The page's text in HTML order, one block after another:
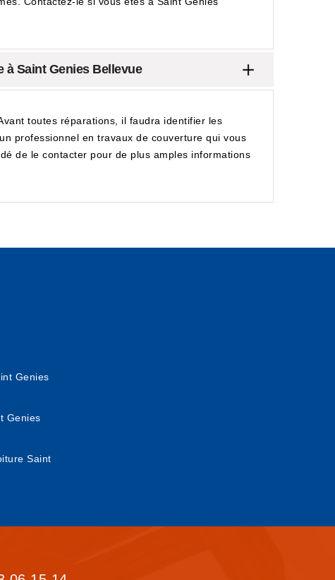
Saint Genies Bellevue
toutes réparations, il faudra identifier les
professionnel en travaux de couverture qui vous
de le contacter pour de plus amples informations
Genies
Genies
Saint